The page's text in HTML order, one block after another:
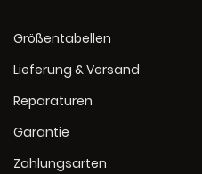
Größentabellen
Lieferung & Versand
Reparaturen
Garantie
Zahlungsarten